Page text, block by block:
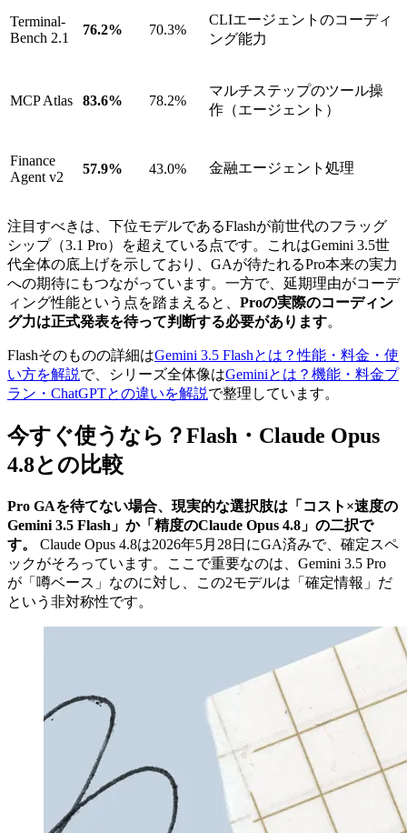
Terminal-
Bench 2.1
76.2% 70.3%
CLIエージェントのコーディ
ング能力
MCP Atlas 83.6% 78.2%
マルチステップのツール操
作（エージェント）
Finance
Agent v2
57.9% 43.0% 金融エージェント処理
注目すべきは、下位モデルであるFlashが前世代のフラッグ
シップ（3.1 Pro）を超えている点です。これはGemini 3.5世
代全体の底上げを示しており、GAが待たれるPro本来の実力
への期待にもつながっています。一方で、延期理由がコーデ
ィング性能という点を踏まえると、 Proの実際のコーディン
グ力は正式発表を待って判断する必要があります。
Flashそのものの詳細はGemini 3.5 Flashとは？性能・料金・使
い方を解説で、シリーズ全体像はGeminiとは？機能・料金プ
ラン・ChatGPTとの違いを解説で整理しています。
今すぐ使うなら？Flash・Claude Opus
4.8との比較
Pro GAを待てない場合、現実的な選択肢は「コスト×速度の
Gemini 3.5 Flash」か「精度のClaude Opus 4.8」の二択で
す。
Claude Opus 4.8は2026年5月28日にGA済みで、確定スペ
ックがそろっています。ここで重要なのは、Gemini 3.5 Pro
が「噂ベース」なのに対し、この2モデルは「確定情報」だ
という非対称性です。